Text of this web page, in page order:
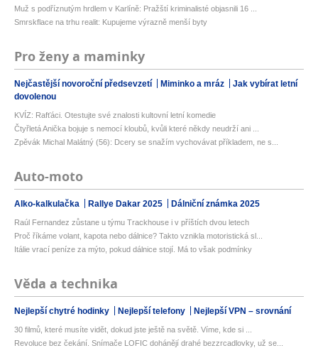
Muž s podříznutým hrdlem v Karlíně: Pražští kriminalisté objasnili 16 ...
Smrskflace na trhu realit: Kupujeme výrazně menší byty
Pro ženy a maminky
Nejčastější novoroční předsevzetí Miminko a mráz
Jak vybírat letní
dovolenou
KVÍZ: Rafťáci. Otestujte své znalosti kultovní letní komedie
Čtyřletá Anička bojuje s nemocí kloubů, kvůli které někdy neudrží ani ...
Zpěvák Michal Malátný (56): Dcery se snažím vychovávat příkladem, ne s...
Auto-moto
Alko-kalkulačka Rallye Dakar 2025 Dálniční známka 2025
Raúl Fernandez zůstane u týmu Trackhouse i v příštích dvou letech
Proč říkáme volant, kapota nebo dálnice? Takto vznikla motoristická sl...
Itálie vrací peníze za mýto, pokud dálnice stojí. Má to však podmínky
Věda a technika
Nejlepší chytré hodinky Nejlepší telefony Nejlepší VPN – srovnání
30 filmů, které musíte vidět, dokud jste ještě na světě. Víme, kde si ...
Revoluce bez čekání. Snímače LOFIC dohánějí drahé bezzrcadlovky, už se...